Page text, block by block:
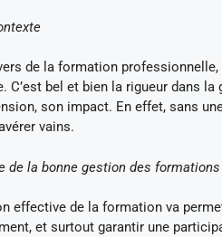
de la formation
C’est bel et bien la rigueur dans
son impact. En effet, sans
vains.
de la bonne gestion des formations
effective de la formation va
et surtout garantir une